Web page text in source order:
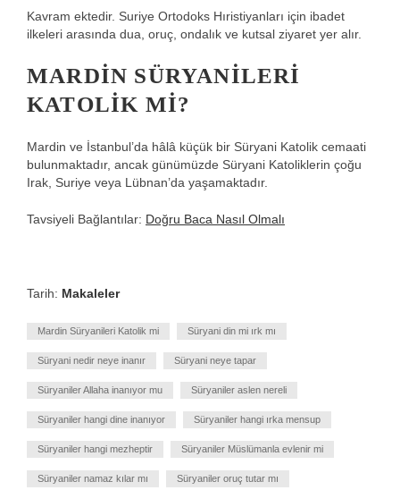
Kavram ektedir. Suriye Ortodoks Hıristiyanları için ibadet
ilkeleri arasında dua, oruç, ondalık ve kutsal ziyaret yer alır.
MARDIN SÜRYANILERI
KATOLIK MI?
Mardin ve İstanbul’da hâlâ küçük bir Süryani Katolik cemaati
bulunmaktadır, ancak günümüzde Süryani Katoliklerin çoğu
Irak, Suriye veya Lübnan’da yaşamaktadır.
Tavsiyeli Bağlantılar: Doğru Baca Nasıl Olmalı
Tarih: Makaleler
Mardin Süryanileri Katolik mi Süryani din mi ırk mı
Süryani nedir neye inanır Süryani neye tapar
Süryaniler Allaha inanıyor mu Süryaniler aslen nereli
Süryaniler hangi dine inanıyor Süryaniler hangi ırka mensup
Süryaniler hangi mezheptir Süryaniler Müslümanla evlenir mi
Süryaniler namaz kılar mı Süryaniler oruç tutar mı